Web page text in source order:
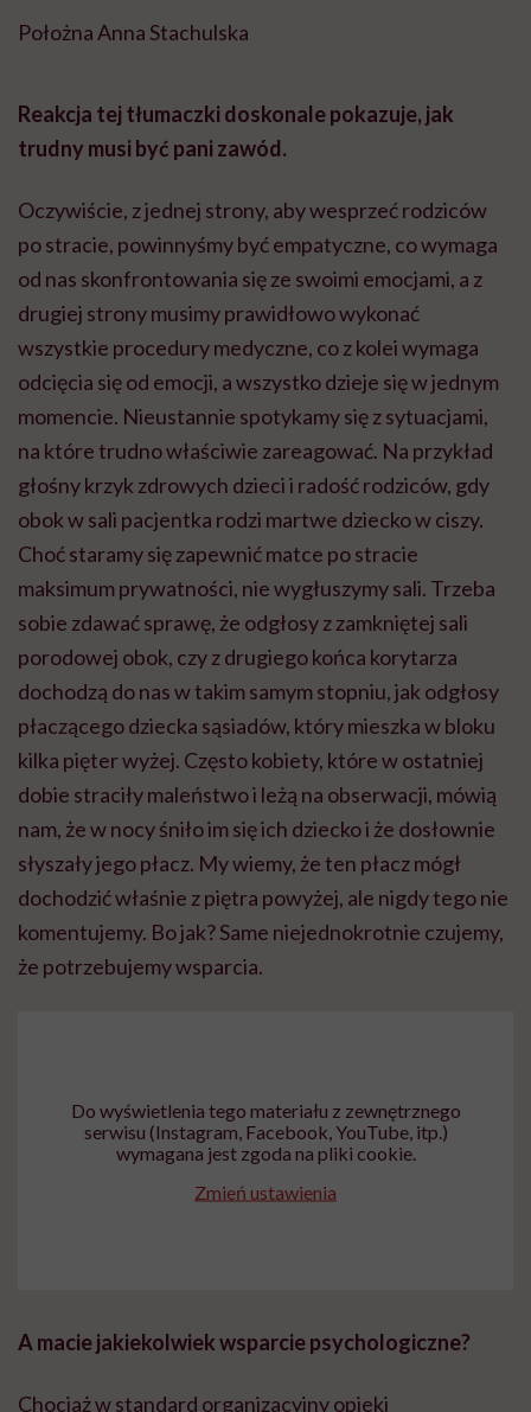
Położna Anna Stachulska
Reakcja tej tłumaczki doskonale pokazuje, jak
trudny musi być pani zawód.
Oczywiście, z jednej strony, aby wesprzeć rodziców
po stracie, powinnyśmy być empatyczne, co wymaga
od nas skonfrontowania się ze swoimi emocjami, a z
drugiej strony musimy prawidłowo wykonać
wszystkie procedury medyczne, co z kolei wymaga
odcięcia się od emocji, a wszystko dzieje się w jednym
momencie. Nieustannie spotykamy się z sytuacjami,
na które trudno właściwie zareagować. Na przykład
głośny krzyk zdrowych dzieci i radość rodziców, gdy
obok w sali pacjentka rodzi martwe dziecko w ciszy.
Choć staramy się zapewnić matce po stracie
maksimum prywatności, nie wygłuszymy sali. Trzeba
sobie zdawać sprawę, że odgłosy z zamkniętej sali
porodowej obok, czy z drugiego końca korytarza
dochodzą do nas w takim samym stopniu, jak odgłosy
płaczącego dziecka sąsiadów, który mieszka w bloku
kilka pięter wyżej. Często kobiety, które w ostatniej
dobie straciły maleństwo i leżą na obserwacji, mówią
nam, że w nocy śniło im się ich dziecko i że dosłownie
słyszały jego płacz. My wiemy, że ten płacz mógł
dochodzić właśnie z piętra powyżej, ale nigdy tego nie
komentujemy. Bo jak? Same niejednokrotnie czujemy,
że potrzebujemy wsparcia.
Do wyświetlenia tego materiału z zewnętrznego
serwisu (Instagram, Facebook, YouTube, itp.)
wymagana jest zgoda na pliki cookie.
Zmień ustawienia
A macie jakiekolwiek wsparcie psychologiczne?
Chociaż w standard organizacyjny opieki